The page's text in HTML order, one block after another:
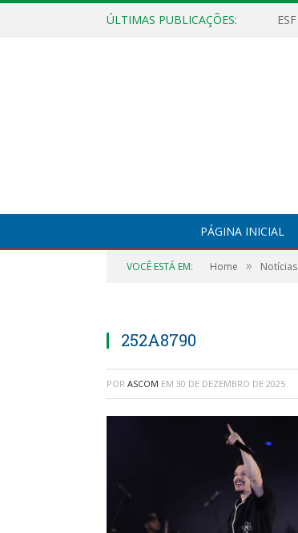
ÚLTIMAS PUBLICAÇÕES:
PÁGINA INICIAL
VOCÊ ESTÁ EM: Home » Notícias
252A8790
POR ASCOM EM 30 DE DEZEMBRO DE 2025